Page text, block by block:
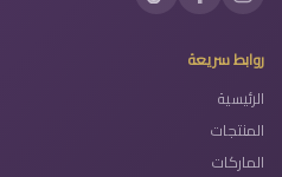
روابط سريعة
الرئيسية
المنتجات
الماركات